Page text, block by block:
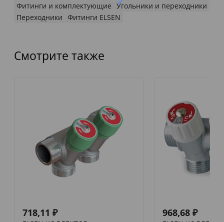
Фитинги и комплектующие Угольники и переходники
Переходники Фитинги ELSEN
Смотрите также
718,11 ₽ 968,68 ₽